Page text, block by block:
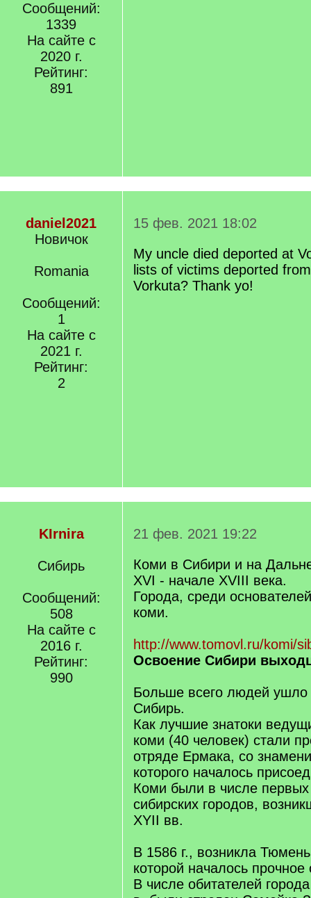
Сообщений:
1339
На сайте с
2020 г.
Рейтинг:
891
daniel2021
Новичок
Romania
Сообщений:
1
На сайте с
2021 г.
Рейтинг:
2
15 фев. 2021 18:02
My uncle died deported at
lists of victims deported
Vorkuta? Thank yo!
KIrnira
Сибирь
Сообщений:
508
На сайте с
2016 г.
Рейтинг:
990
21 фев. 2021 19:22
Коми в Сибири и на
XVI - начале XVIII века.
Города, среди
коми.
http://www.tomovl.ru/komi/
Освоение Сибири
Больше всего людей ушло
Сибирь.
Как лучшие знатоки
коми (40 человек) стали
отряде Ермака, со
которого началось
Коми были в числе первых
сибирских городов,
ХYII вв.
В 1586 г., возникла
которой началось
В числе обитателей